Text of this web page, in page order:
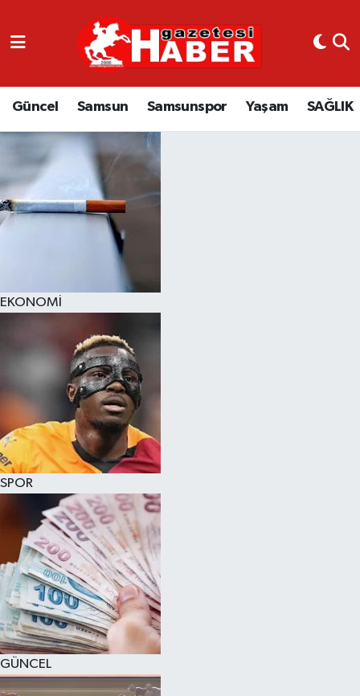
Güncel Samsun Samsunspor Yaşam SAĞLIK
EKONOMİ
SPOR
GÜNCEL
GÜNCEL
SAMSUN
SAMSUNSPOR
EKONOMİ
YAŞAM